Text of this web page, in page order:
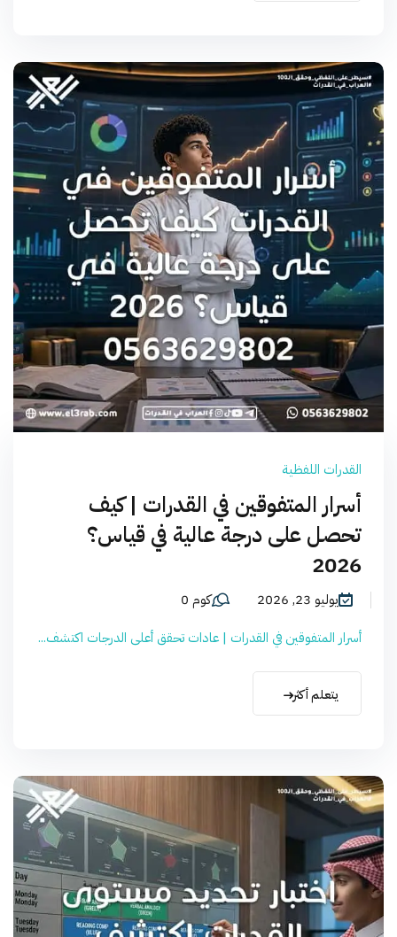
القدرات اللفظية
أسرار المتفوقين في القدرات | كيف
تحصل على درجة عالية في قياس؟
2026
يوليو 23, 2026
كوم 0
أسرار المتفوقين في القدرات | عادات تحقق أعلى الدرجات اكتشف...
يتعلم أكثر